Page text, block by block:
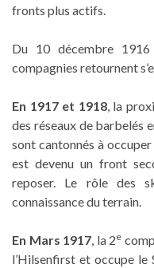
fronts plus actifs.
Du 10 décembre
compagnies retournent
En 1917 et 1918, la
des réseaux de barbelés
sont cantonnés à
est devenu un front
reposer. Le rôle des
connaissance du terrain.
En Mars 1917 , la 2e
l’Hilsenfirst et occupe le